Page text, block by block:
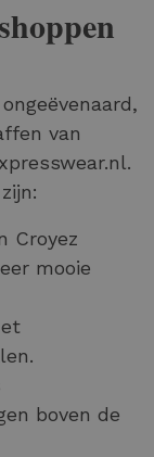
van
Croyez
mooie
boven de